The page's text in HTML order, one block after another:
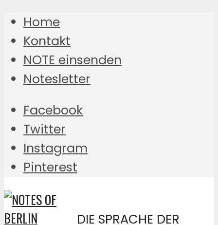
Home
Kontakt
NOTE einsenden
Notesletter
Facebook
Twitter
Instagram
Pinterest
DIE SPRACHE DER